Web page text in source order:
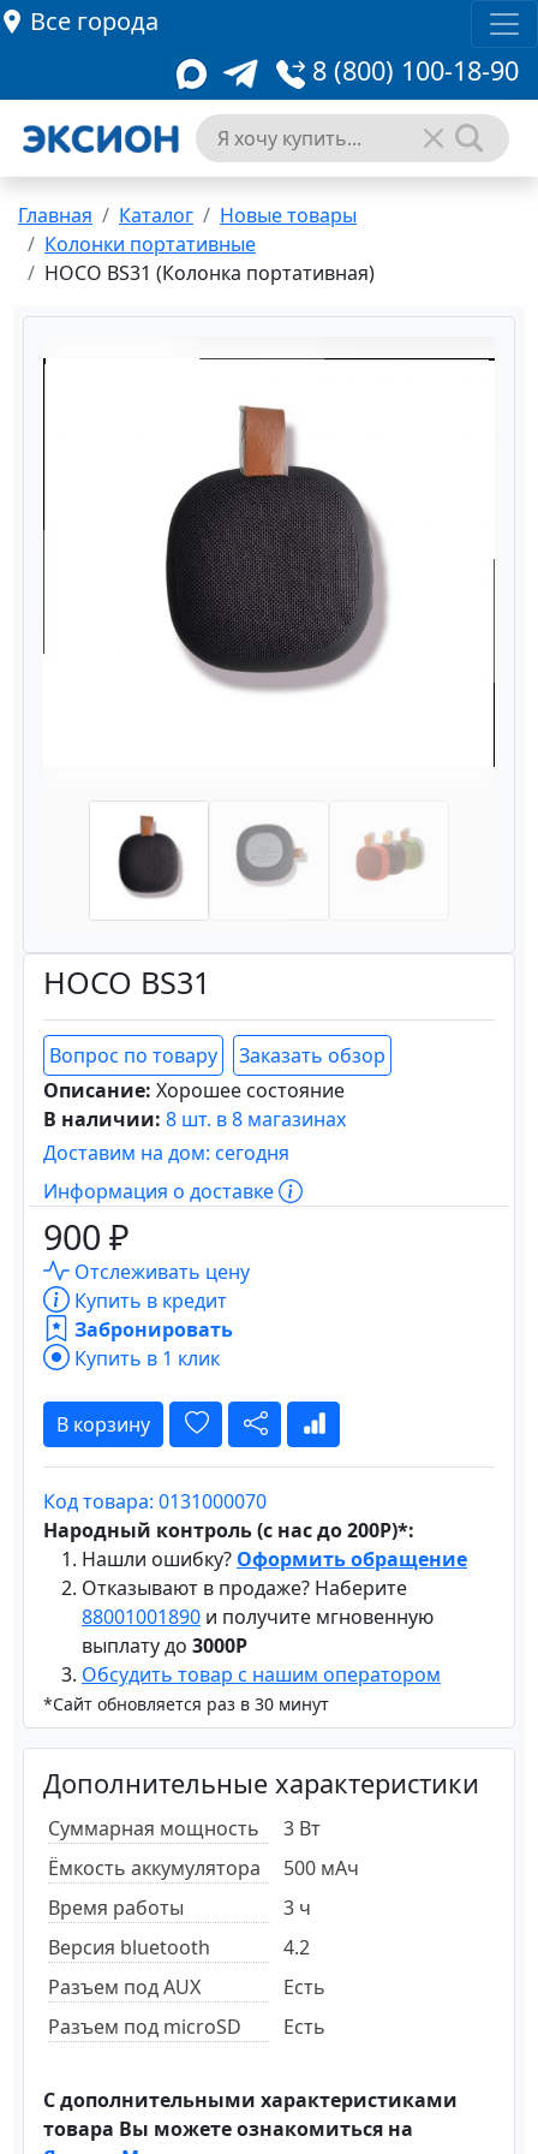
Все города
8 (800) 100-18-90
Главная Каталог
Новые товары
Колонки портативные
HOCO BS31 (Колонка портативная)
HOCO BS31
Вопрос по товару
Заказать обзор
Описание: Хорошее состояние
В наличии: 8 шт. в 8 магазинах
Доставим на дом: сегодня
Информация о доставке
900 ₽
Отслеживать цену
Купить в кредит
Забронировать
Купить в 1 клик
В корзину
Код товара: 0131000070
Народный контроль (с нас до 200Р)*:
Нашли ошибку? Оформить обращение
Отказывают в продаже? Наберите
88001001890 и получите мгновенную
выплату до 3000Р
Обсудить товар с нашим оператором
*Сайт обновляется раз в 30 минут
Дополнительные характеристики
Суммарная мощность
3 Вт
Ёмкость аккумулятора
500 мАч
Время работы
3 ч
Версия bluetooth
4.2
Разъем под AUX
Есть
Разъем под microSD
Есть
С дополнительными характеристиками
товара Вы можете ознакомиться на